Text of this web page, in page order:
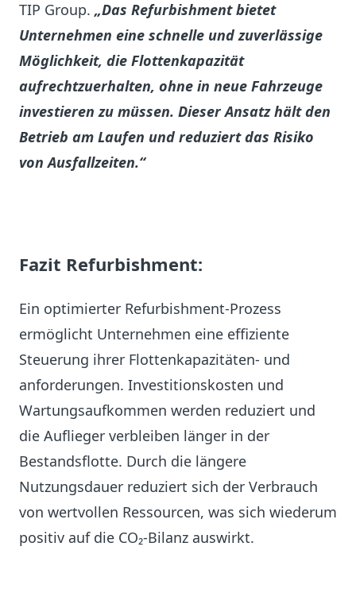
TIP Group. „Das Refurbishment bietet
Unternehmen eine schnelle und zuverlässige
Möglichkeit, die Flottenkapazität
aufrechtzuerhalten, ohne in neue Fahrzeuge
investieren zu müssen. Dieser Ansatz hält den
Betrieb am Laufen und reduziert das Risiko
von Ausfallzeiten.“
Fazit Refurbishment:
Ein optimierter Refurbishment-Prozess
ermöglicht Unternehmen eine effiziente
Steuerung ihrer Flottenkapazitäten- und
anforderungen. Investitionskosten und
Wartungsaufkommen werden reduziert und
die Auflieger verbleiben länger in der
Bestandsflotte. Durch die längere
Nutzungsdauer reduziert sich der Verbrauch
von wertvollen Ressourcen, was sich wiederum
positiv auf die CO₂-Bilanz auswirkt.